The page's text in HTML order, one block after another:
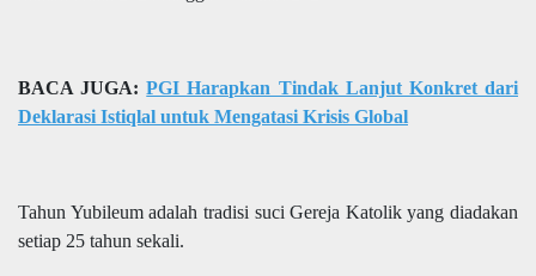
BACA JUGA:PGI Harapkan Tindak Lanjut Konkret dari
Deklarasi Istiqlal untuk Mengatasi Krisis Global
Tahun Yubileum adalah tradisi suci Gereja Katolik yang diadakan
setiap 25 tahun sekali.